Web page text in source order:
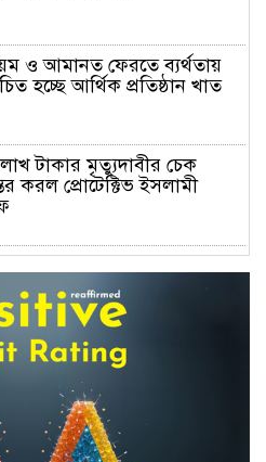
ও আমানত ফেরতে ব্যর্থতায়
হচ্ছে আর্থিক প্রতিষ্ঠান খাত
টাকার মৃত্যুদাবীর চেক
করল প্রোটেক্টিভ ইসলামী
দর, ডিএসইর সতর্কবার্তা